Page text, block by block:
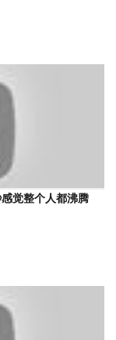
觉整个人都沸腾